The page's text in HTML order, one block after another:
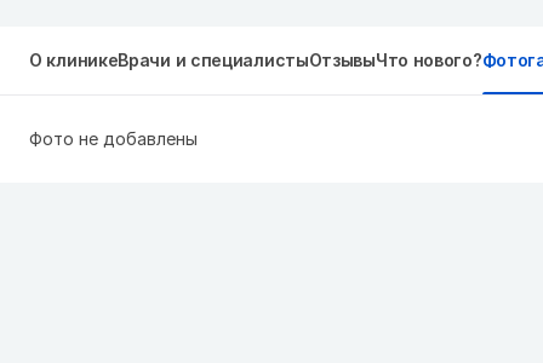
О клиникеВрачи и специалистыОтзывыЧто нового?
Фото не добавлены